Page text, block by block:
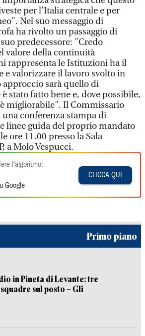
per l’Italia centrale e per
Nel suo messaggio di
ha rivolto un passaggio di
predecessore: "Credo
valore della continuità
rappresenta le Istituzioni ha il
e valorizzare il lavoro svolto in
sarà quello di
stato fatto bene e, dove possibile,
migliorabile". Il Commissario
conferenza stampa di
linee guida del proprio mandato
ore 11.00 presso la Sala
a Molo Vespucci.
l'algoritmo:
Google
CLICCA QUI
Primo piano
in Pineta di Levante: tre
sul posto – Gli